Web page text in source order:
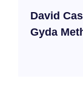
David
Gyda